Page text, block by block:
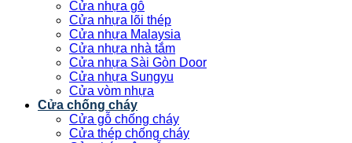
Cửa nhựa gỗ
Cửa nhựa lõi thép
Cửa nhựa Malaysia
Cửa nhựa nhà tắm
Cửa nhựa Sài Gòn Door
Cửa nhựa Sungyu
Cửa vòm nhựa
Cửa chống cháy
Cửa gỗ chống cháy
Cửa thép chống cháy